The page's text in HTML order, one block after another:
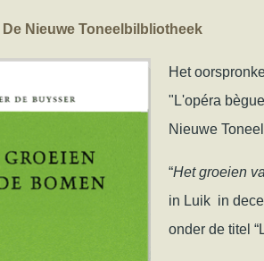
De Nieuwe Toneelbilbliotheek
Het
"L'opéra
Nieuwe
“Het groeien
in Luik in
onder de titel